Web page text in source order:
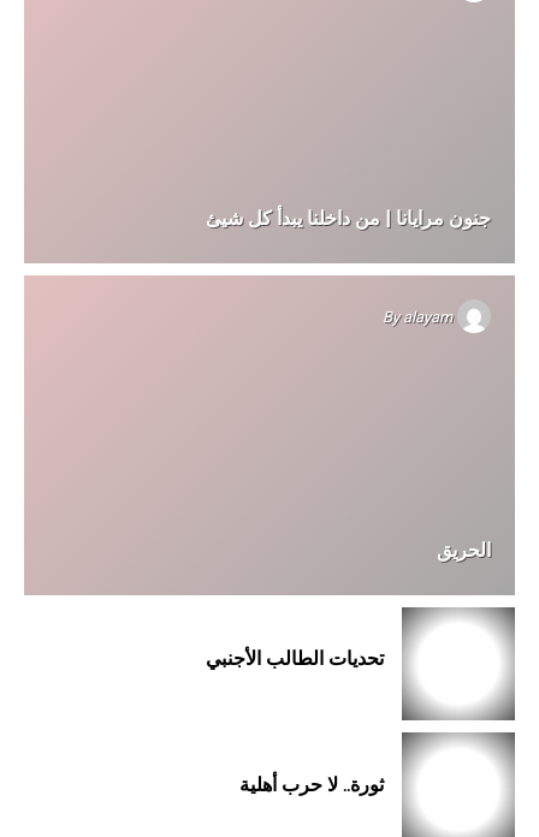
جنون مرايانا | من داخلنا يبدأ كل شيئ
Byalayam
الحريق
تحديات الطالب الأجنبي
ثورة.. لا حرب أهلية